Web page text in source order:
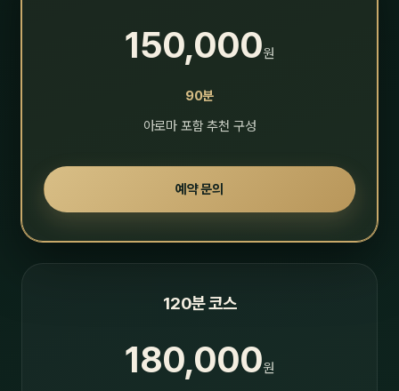
150,000원
90분
아로마 포함 추천 구성
예약 문의
120분 코스
180,000원